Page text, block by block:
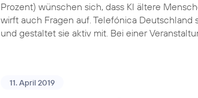
Prozent) wünschen sich, dass KI ältere
wirft auch Fragen auf. Telefónica
und gestaltet sie aktiv mit. Bei einer
11. April 2019